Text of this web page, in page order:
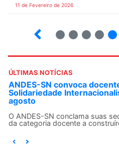
11 de Fevereiro de 2026
ÚLTIMAS NOTÍCIAS
ANDES-SN convoca
Solidariedade
agosto
O ANDES-SN conclama suas
da categoria docente a